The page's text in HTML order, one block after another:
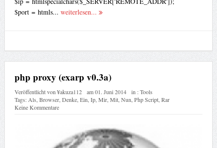
$port = htmls... weiterlesen...
php proxy (exarp v0.3a)
Veröffentlicht von¥akuza112 am01. Juni 2014 in :Tools
Tags: Als Browser, Denke, Ein Ip, Mir, Mit, Nun Php Script, Rar
Keine Kommentare